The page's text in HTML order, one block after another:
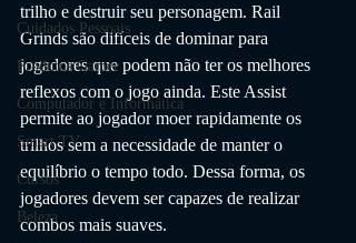
Cuidados Pessoais
Produtos Gamer
Computador e Informática
Smart TV
Cursos
Beleza
trilho e destruir seu personagem. Rail
Grinds são difíceis de dominar para
jogadores que podem não ter os melhores
reflexos com o jogo ainda. Este Assist
permite ao jogador moer rapidamente os
trilhos sem a necessidade de manter o
equilíbrio o tempo todo. Dessa forma, os
jogadores devem ser capazes de realizar
combos mais suaves.